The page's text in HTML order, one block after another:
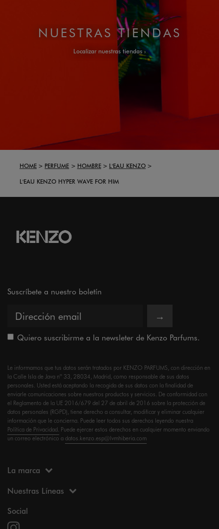
NUESTRAS TIENDAS
Localizar nuestras tiendas
HOME PERFUME HOMBRE
L'EAU KENZO
L'EAU KENZO HYPER WAVE FOR HIM
Suscríbete a nuestro boletín
→
Quiero suscribirme a la newsleter de Kenzo Parfums.
Le informamos que tus datos serán tratados por KENZO PARFUMS, con dirección en
la Calle Isla de Java nº 33, 28034, Madrid, como responsable de sus datos
personales. Usted está aceptando la recogida de sus datos con la finalidad de
enviarle comunicaciones sobre nuestros productos y servicios. De conformidad con
el Reglamento de la UE 2016/679 del 27 de abril de 2016 sobre la protección de
datos personales (RGPD), tiene derecho a consultar, modificar y eliminar cualquier
información que le concierna. Puede leer todos sus derechos leyendo nuestra
Política de Privacidad. Puede ejercer estos derechos en cualquier momento enviando
un correo electrónico adatos.kenzo.esp@lvmhiberia.com
La marca
Nuestras Líneas
Social